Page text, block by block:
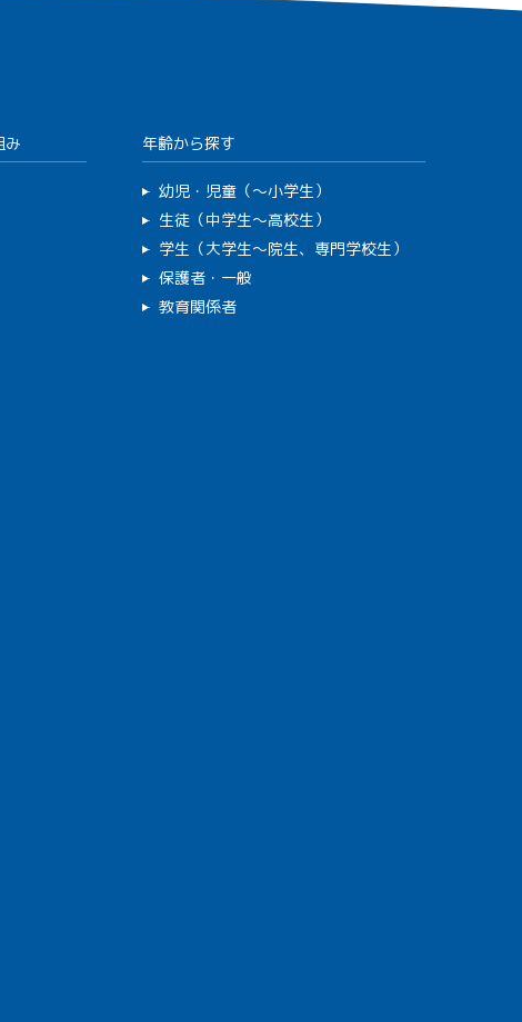
み 年齢から探す
幼児・児童（～小学生）
生徒（中学生～高校生）
学生（大学生～院生、専門学校生）
保護者・一般
教育関係者